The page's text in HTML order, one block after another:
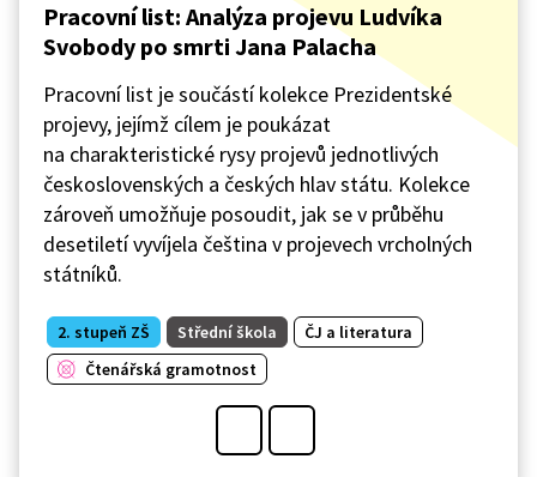
Pracovní list: Analýza projevu Ludvíka
Svobody po smrti Jana Palacha
Pracovní list je součástí kolekce Prezidentské
projevy, jejímž cílem je poukázat
na charakteristické rysy projevů jednotlivých
československých a českých hlav státu. Kolekce
zároveň umožňuje posoudit, jak se v průběhu
desetiletí vyvíjela čeština v projevech vrcholných
státníků.
2. stupeň ZŠ Střední škola
ČJ a literatura
Čtenářská gramotnost